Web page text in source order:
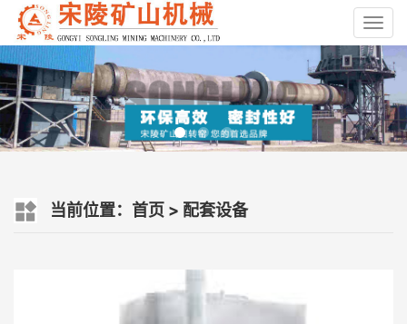
当前位置： 首页 > 配套设备